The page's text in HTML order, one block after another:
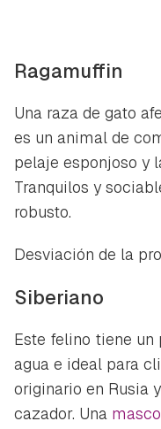
Guardar
Para poder guardar
Ragamuffin
Una raza de gato
es un animal de
pelaje esponjoso y
Tranquilos y
robusto.
Desviación de la
Siberiano
Este felino tiene un
agua e ideal para
originario en Rusia
cazador. Una
Gracias por